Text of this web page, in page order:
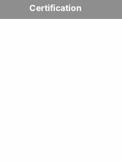
Certification